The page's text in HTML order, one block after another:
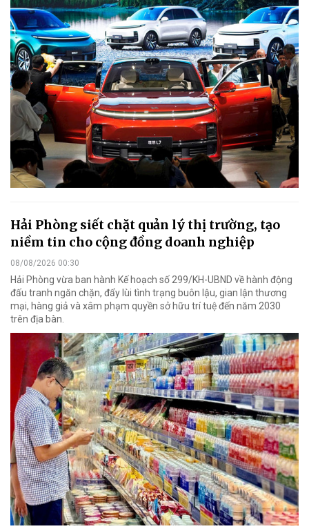
Hải Phòng siết chặt quản lý thị trường, tạo
niềm tin cho cộng đồng doanh nghiệp
08/08/2026 00:30
Hải Phòng vừa ban hành Kế hoạch số 299/KH-UBND về hành động
đấu tranh ngăn chặn, đẩy lùi tình trạng buôn lậu, gian lận thương
mại, hàng giả và xâm phạm quyền sở hữu trí tuệ đến năm 2030
trên địa bàn.